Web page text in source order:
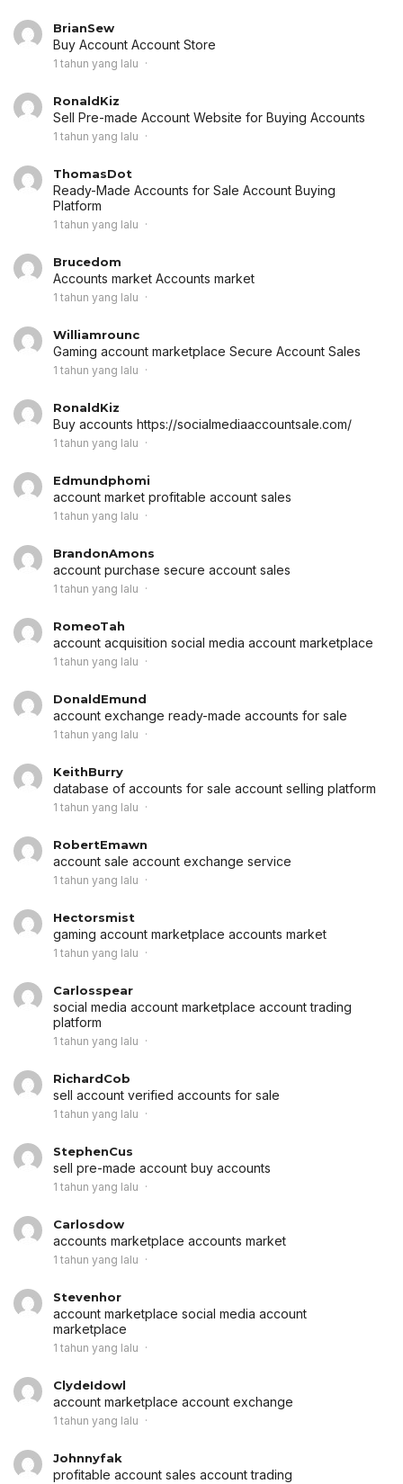
BrianSew
Buy Account Account Store
1 tahun yang lalu
RonaldKiz
Sell Pre-made Account Website for Buying Accounts
1 tahun yang lalu
ThomasDot
Ready-Made Accounts for Sale Account Buying
Platform
1 tahun yang lalu
Brucedom
Accounts market Accounts market
1 tahun yang lalu
Williamrounc
Gaming account marketplace Secure Account Sales
1 tahun yang lalu
RonaldKiz
Buy accounts https://socialmediaaccountsale.com/
1 tahun yang lalu
Edmundphomi
account market profitable account sales
1 tahun yang lalu
BrandonAmons
account purchase secure account sales
1 tahun yang lalu
RomeoTah
account acquisition social media account marketplace
1 tahun yang lalu
DonaldEmund
account exchange ready-made accounts for sale
1 tahun yang lalu
KeithBurry
database of accounts for sale account selling platform
1 tahun yang lalu
RobertEmawn
account sale account exchange service
1 tahun yang lalu
Hectorsmist
gaming account marketplace accounts market
1 tahun yang lalu
Carlosspear
social media account marketplace account trading
platform
1 tahun yang lalu
RichardCob
sell account verified accounts for sale
1 tahun yang lalu
StephenCus
sell pre-made account buy accounts
1 tahun yang lalu
Carlosdow
accounts marketplace accounts market
1 tahun yang lalu
Stevenhor
account marketplace social media account
marketplace
1 tahun yang lalu
ClydeIdowl
account marketplace account exchange
1 tahun yang lalu
Johnnyfak
profitable account sales account trading